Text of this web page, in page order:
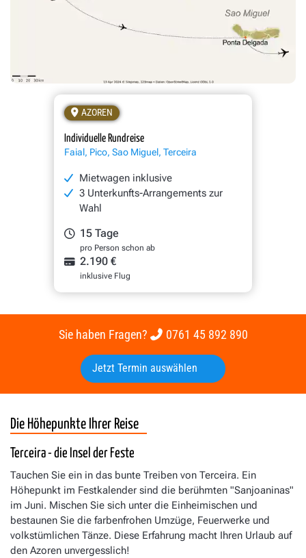
AZOREN
Individuelle Rundreise
Faial, Pico, Sao Miguel, Terceira
Mietwagen inklusive
3 Unterkunfts-Arrangements zur
Wahl
15 Tage
pro Person schon ab
2.190 €
inklusive Flug
Sie haben Fragen? 0761 45 892 890
Jetzt Termin auswählen
Die Höhepunkte Ihrer Reise
Terceira - die Insel der Feste
Tauchen Sie ein in das bunte Treiben von Terceira. Ein
Höhepunkt im Festkalender sind die berühmten "Sanjoaninas"
im Juni. Mischen Sie sich unter die Einheimischen und
bestaunen Sie die farbenfrohen Umzüge, Feuerwerke und
volkstümlichen Tänze. Diese Erfahrung macht Ihren Urlaub auf
den Azoren unvergesslich!